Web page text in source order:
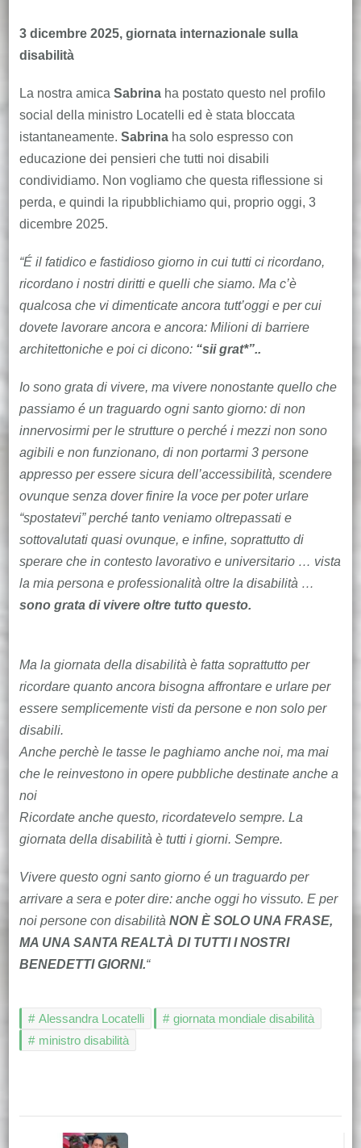
3 dicembre 2025, giornata internazionale sulla
disabilità
La nostra amica Sabrinaha postato questo nel profilo
social della ministro Locatelli ed è stata bloccata
istantaneamente. Sabrinaha solo espresso con
educazione dei pensieri che tutti noi disabili
condividiamo. Non vogliamo che questa riflessione si
perda, e quindi la ripubblichiamo qui, proprio oggi, 3
dicembre 2025.
“É il fatidico e fastidioso giorno in cui tutti ci ricordano,
ricordano i nostri diritti e quelli che siamo. Ma c’è
qualcosa che vi dimenticate ancora tutt’oggi e per cui
dovete lavorare ancora e ancora: Milioni di barriere
architettoniche e poi ci dicono: “sii grat*”..
Io sono grata di vivere, ma vivere nonostante quello che
passiamo é un traguardo ogni santo giorno: di non
innervosirmi per le strutture o perché i mezzi non sono
agibili e non funzionano, di non portarmi 3 persone
appresso per essere sicura dell’accessibilità, scendere
ovunque senza dover finire la voce per poter urlare
“spostatevi” perché tanto veniamo oltrepassati e
sottovalutati quasi ovunque, e infine, soprattutto di
sperare che in contesto lavorativo e universitario … vista
la mia persona e professionalità oltre la disabilità …
sono grata di vivere oltre tutto questo.
Ma la giornata della disabilità è fatta soprattutto per
ricordare quanto ancora bisogna affrontare e urlare per
essere semplicemente visti da persone e non solo per
disabili.
Anche perchè le tasse le paghiamo anche noi, ma mai
che le reinvestono in opere pubbliche destinate anche a
noi
Ricordate anche questo, ricordatevelo sempre. La
giornata della disabilità è tutti i giorni. Sempre.
Vivere questo ogni santo giorno é un traguardo per
arrivare a sera e poter dire: anche oggi ho vissuto. E per
noi persone con disabilità NON È SOLO UNA FRASE,
MA UNA SANTA REALTÀ DI TUTTI I NOSTRI
BENEDETTI GIORNI.“
Alessandra Locatelli
giornata mondiale disabilità
ministro disabilità
Navigazione